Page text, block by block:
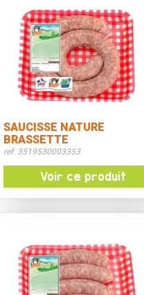
SAUCISSE NATURE
BRASSETTE
ref. 3519530003353
Voir ce produit